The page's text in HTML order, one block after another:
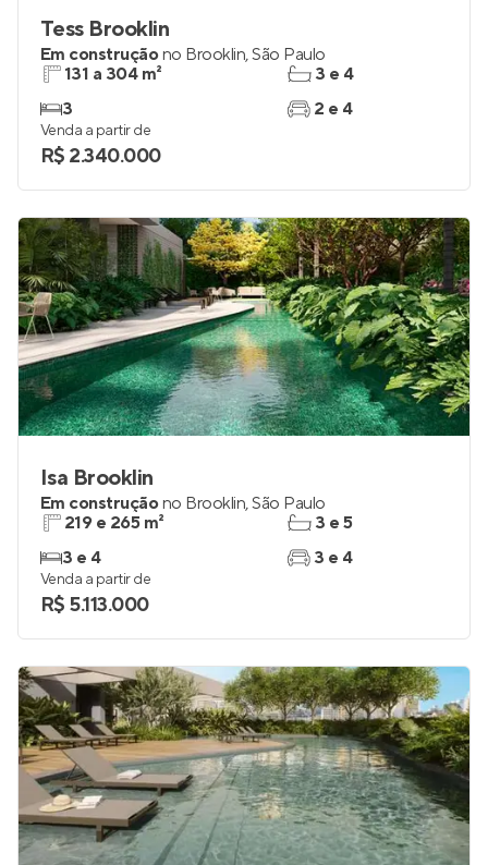
Tess Brooklin
Em construçãono Brooklin,São Paulo
131 a 304 m²
3
3 e 4
2 e 4
Venda a partir de
R$ 2.340.000
Isa Brooklin
Em construçãono Brooklin,São Paulo
219 e 265 m²
3 e 4
3 e 5
3 e 4
Venda a partir de
R$ 5.113.000